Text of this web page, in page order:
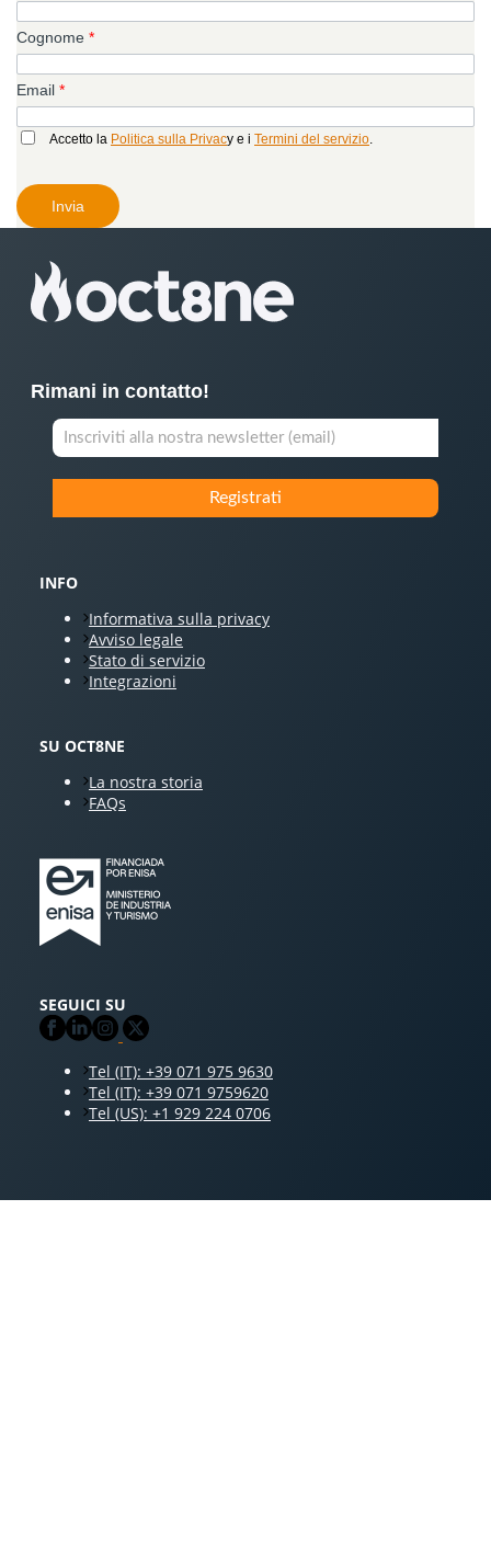
Cognome *
Email *
Accetto la Politica sulla Privacy e i Termini del servizio.
Rimani in contatto!
INFO
Informativa sulla privacy
Avviso legale
Stato di servizio
Integrazioni
SU OCT8NE
La nostra storia
FAQs
SEGUICI SU
Tel (IT): +39 071 975 9630
Tel (IT): +39 071 9759620
Tel (US): +1 929 224 0706